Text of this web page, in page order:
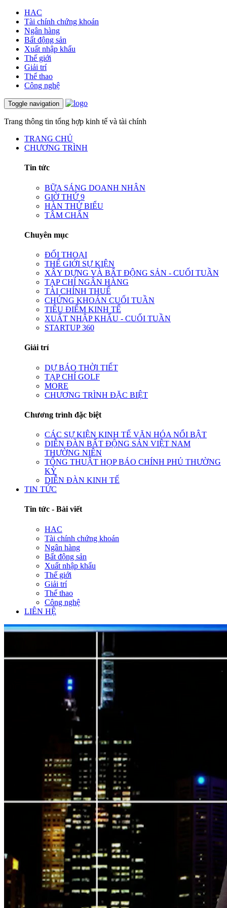
HAC
Tài chính chứng khoán
Ngân hàng
Bất động sản
Xuất nhập khẩu
Thế giới
Giải trí
Thể thao
Công nghệ
Toggle navigation
Trang thông tin tổng hợp kinh tế và tài chính
TRANG CHỦ
CHƯƠNG TRÌNH
Tin tức
BỮA SÁNG DOANH NHÂN
GIỜ THỨ 9
HÀN THỬ BIỂU
TÂM CHẤN
Chuyên mục
ĐỐI THOẠI
THẾ GIỚI SỰ KIỆN
XÂY DỰNG VÀ BẤT ĐỘNG SẢN - CUỐI TUẦN
TẠP CHÍ NGÂN HÀNG
TÀI CHÍNH THUẾ
CHỨNG KHOÁN CUỐI TUẦN
TIÊU ĐIỂM KINH TẾ
XUẤT NHẬP KHẨU - CUỐI TUẦN
STARTUP 360
Giải trí
DỰ BÁO THỜI TIẾT
TẠP CHÍ GOLF
MORE
CHƯƠNG TRÌNH ĐẶC BIỆT
Chương trình đặc biệt
CÁC SỰ KIỆN KINH TẾ VĂN HÓA NỔI BẬT
DIỄN ĐÀN BẤT ĐỘNG SẢN VIỆT NAM
THƯỜNG NIÊN
TỔNG THUẬT HỌP BÁO CHÍNH PHỦ THƯỜNG
KỲ
DIỄN ĐÀN KINH TẾ
TIN TỨC
Tin tức - Bài viết
HAC
Tài chính chứng khoán
Ngân hàng
Bất động sản
Xuất nhập khẩu
Thế giới
Giải trí
Thể thao
Công nghệ
LIÊN HỆ
NỘI DUNG CHI TIẾT
Tổng thống Putin: Kinh tế Nga chống chọi hiệu quả với lệnh
trừng phạt
Đức muốn theo đuổi các dự án khí đốt với Senegal